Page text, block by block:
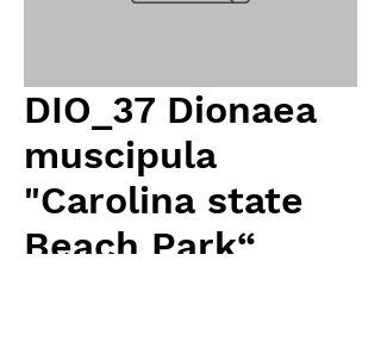
DIO_37 Dionaea
muscipula
"Carolina state
Beach Park“